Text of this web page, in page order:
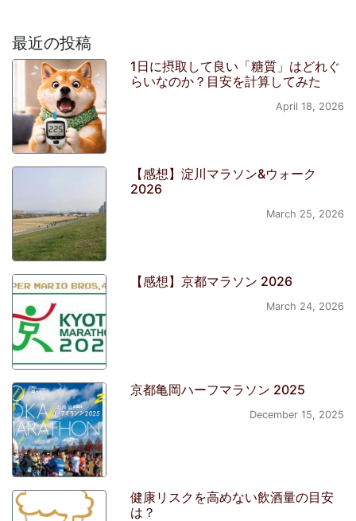
最近の投稿
1日に摂取して良い「糖質」はどれぐ
らいなのか？目安を計算してみた
April 18, 2026
【感想】淀川マラソン&ウォーク
2026
March 25, 2026
【感想】京都マラソン 2026
March 24, 2026
京都亀岡ハーフマラソン 2025
December 15, 2025
健康リスクを高めない飲酒量の目安
は？